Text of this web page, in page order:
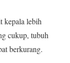
kepala lebih
cukup, tubuh
berkurang.